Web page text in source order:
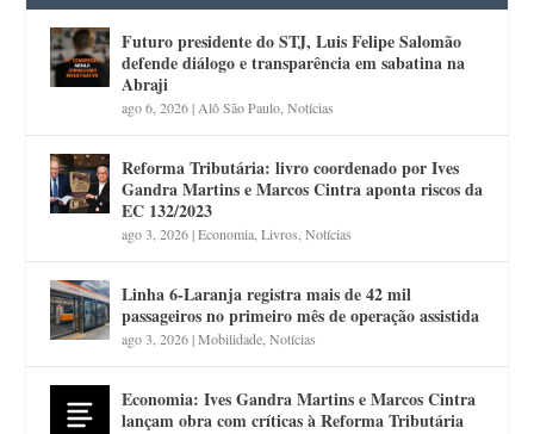
Futuro presidente do STJ, Luis Felipe Salomão
defende diálogo e transparência em sabatina na
Abraji
ago 6, 2026| Alô São Paulo ,Notícias
Reforma Tributária: livro coordenado por Ives
Gandra Martins e Marcos Cintra aponta riscos da
EC 132/2023
ago 3, 2026|Economia ,Livros ,Notícias
Linha 6-Laranja registra mais de 42 mil
passageiros no primeiro mês de operação assistida
ago 3, 2026|Mobilidade ,Notícias
Economia: Ives Gandra Martins e Marcos Cintra
lançam obra com críticas à Reforma Tributária